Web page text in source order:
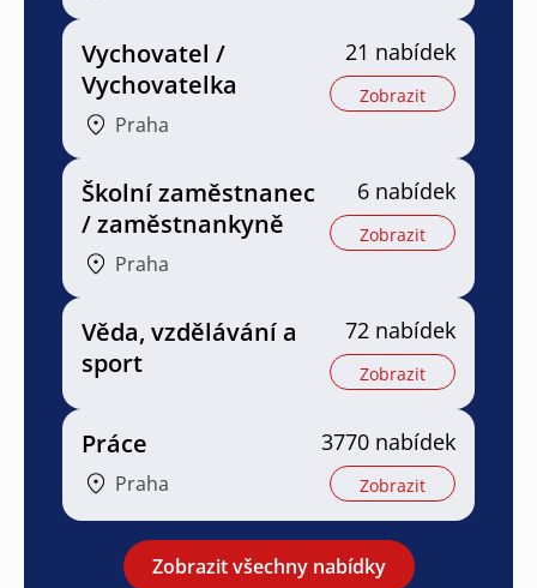
Vychovatel /
Vychovatelka
Praha
21 nabídek
Zobrazit
Školní zaměstnanec
/ zaměstnankyně
Praha
6 nabídek
Zobrazit
Věda, vzdělávání a
sport
72 nabídek
Zobrazit
Práce
Praha
3770 nabídek
Zobrazit
Zobrazit všechny nabídky